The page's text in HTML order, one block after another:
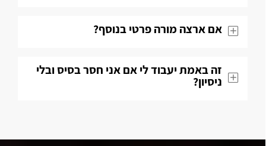
אם ארצה מורה פרטי בנוסף?
זה באמת יעבוד לי אם אני חסר בסיס ובלי
ניסיון?